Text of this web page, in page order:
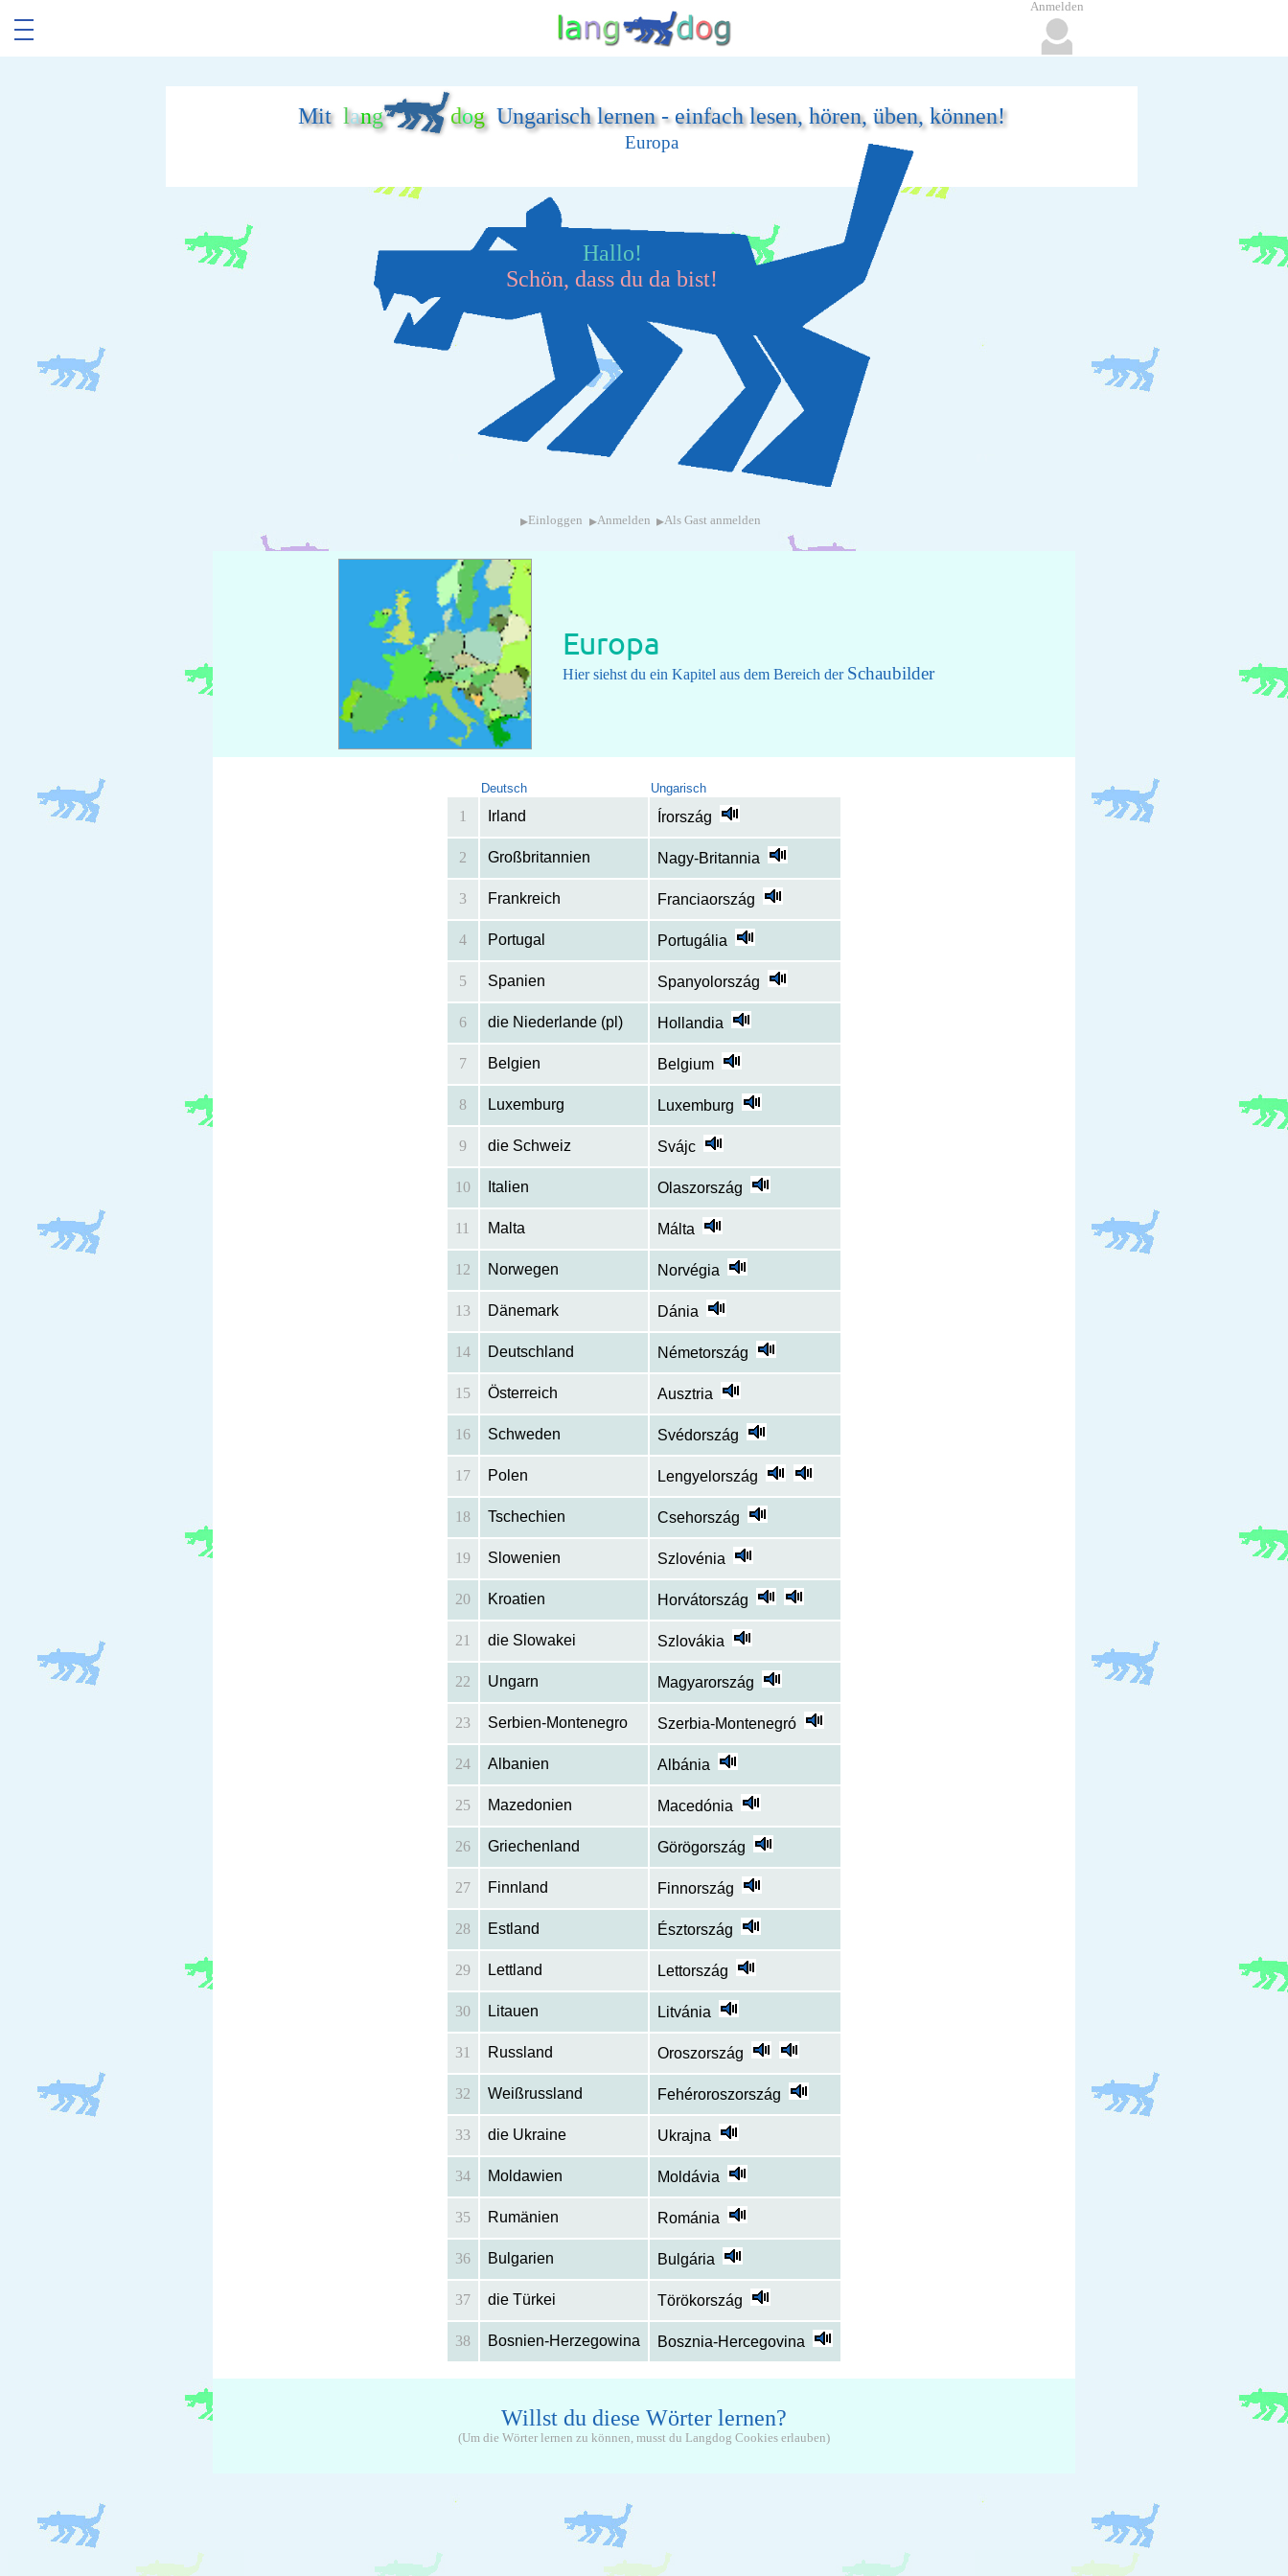
Mit lang dogUngarisch lernen - einfach lesen, hören, üben, können!
Europa
Hallo!
Schön, dass du da bist!
▸ Einloggen ▸Anmelden ▸Als Gast anmelden
Europa
Hier siehst du ein Kapitel aus dem Bereich der Schaubilder
Deutsch Ungarisch
1 Irland Írország
2 Großbritannien Nagy-Britannia
3 Frankreich Franciaország
4 Portugal Portugália
5 Spanien Spanyolország
6 die Niederlande (pl) Hollandia
7 Belgien Belgium
8 Luxemburg Luxemburg
9 die Schweiz Svájc
10 Italien Olaszország
11 Malta Málta
12 Norwegen Norvégia
13 Dänemark Dánia
14 Deutschland Németország
15 Österreich Ausztria
16 Schweden Svédország
17 Polen Lengyelország
18 Tschechien Csehország
19 Slowenien Szlovénia
20 Kroatien Horvátország
21 die Slowakei Szlovákia
22 Ungarn Magyarország
23 Serbien-Montenegro Szerbia-Montenegró
24 Albanien Albánia
25 Mazedonien Macedónia
26 Griechenland Görögország
27 Finnland Finnország
28 Estland Észtország
29 Lettland Lettország
30 Litauen Litvánia
31 Russland Oroszország
32 Weißrussland Fehéroroszország
33 die Ukraine Ukrajna
34 Moldawien Moldávia
35 Rumänien Románia
36 Bulgarien Bulgária
37 die Türkei Törökország
38 Bosnien-Herzegowina Bosznia-Hercegovina
Willst du diese Wörter lernen?
(Um die Wörter lernen zu können, musst du Langdog Cookies erlauben)
Anmelden